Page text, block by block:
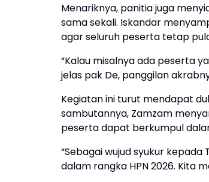
Menariknya, panitia juga
sama sekali. Iskandar
agar seluruh peserta tetap
“Kalau misalnya ada peserta
jelas pak De, panggilan
Kegiatan ini turut mendapat
sambutannya, Zamzam
peserta dapat berkumpul
“Sebagai wujud syukur
dalam rangka HPN 2026. Kita